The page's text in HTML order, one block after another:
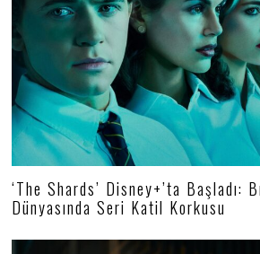
‘The Shards’ Disney+’ta Başladı:
Dünyasında Seri Katil Korkusu